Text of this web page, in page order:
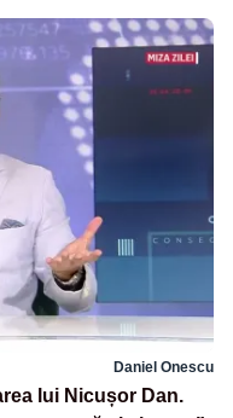
Daniel Onescu
lui Nicușor Dan.